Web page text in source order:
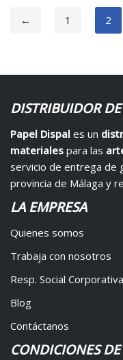
← 1 2
DISTRIBUIDOR
Papel Dispal es un
materiales para las
servicio de entrega de
provincia de Málaga y
LA EMPRESA
Quienes somos
Trabaja con nosotros
Resp. Social Corporativa
Blog
Contáctanos
CONDICIONES